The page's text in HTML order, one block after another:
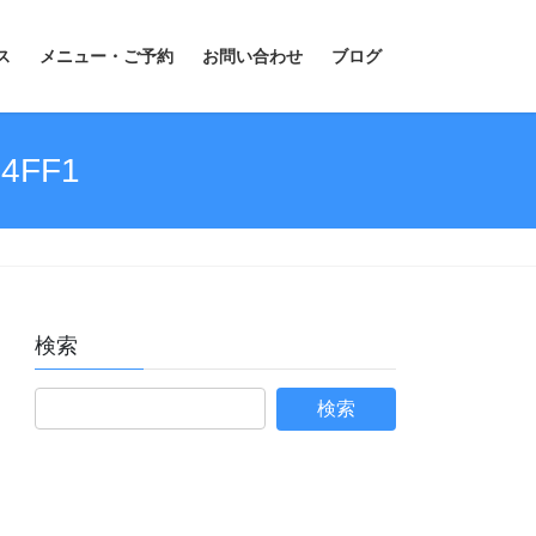
メニュー・ご予約 お問い合わせ ブログ
検索